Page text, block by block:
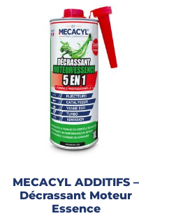
MECACYL ADDITIFS –
Décrassant Moteur
Essence